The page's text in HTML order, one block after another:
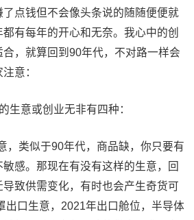
点钱但不会像头条说的随随便便就
有每年的开心和无奈。我心中的创
，就算回到90年代，不对路一样会
意：
意或创业无非有四种：
类似于90年代，商品缺，你只要有
感。那现在有没有这样的生意，回
致供需变化，有时也会产生奇货可
出口生意，2021年出口舱位，半导体